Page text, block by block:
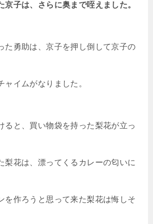
京子は、さらに奥まで咥えました。
た勇助は、京子を押し倒して京子の
ャイムがなりました。
ると、買い物袋を持った梨花が立っ
梨花は、漂ってくるカレーの匂いに
を作ろうと思って来た梨花は悔しそ